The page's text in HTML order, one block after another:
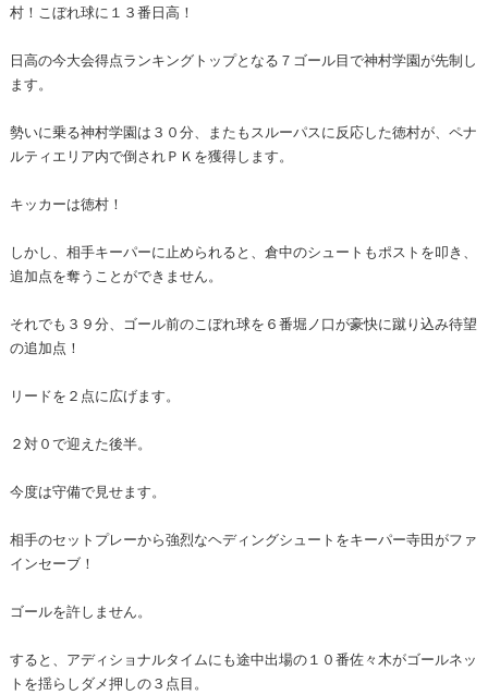
村！こぼれ球に１３番日高！
日高の今大会得点ランキングトップとなる７ゴール目で神村学園が先制し
ます。
勢いに乗る神村学園は３０分、またもスルーパスに反応した徳村が、ペナ
ルティエリア内で倒されＰＫを獲得します。
キッカーは徳村！
しかし、相手キーパーに止められると、倉中のシュートもポストを叩き、
追加点を奪うことができません。
それでも３９分、ゴール前のこぼれ球を６番堀ノ口が豪快に蹴り込み待望
の追加点！
リードを２点に広げます。
２対０で迎えた後半。
今度は守備で見せます。
相手のセットプレーから強烈なヘディングシュートをキーパー寺田がファ
インセーブ！
ゴールを許しません。
すると、アディショナルタイムにも途中出場の１０番佐々木がゴールネッ
トを揺らしダメ押しの３点目。